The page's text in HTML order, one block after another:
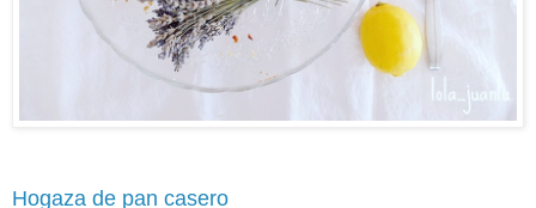
Hogaza de pan casero